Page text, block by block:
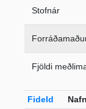
Stofnár
Fjöldi
FideId Nafn